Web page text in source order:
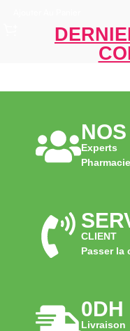
NOS
Experts
CLIENT
Passer la
0DH
Livraison